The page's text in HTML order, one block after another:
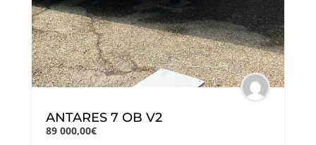
ANTARES 7 OB V2
89 000,00€